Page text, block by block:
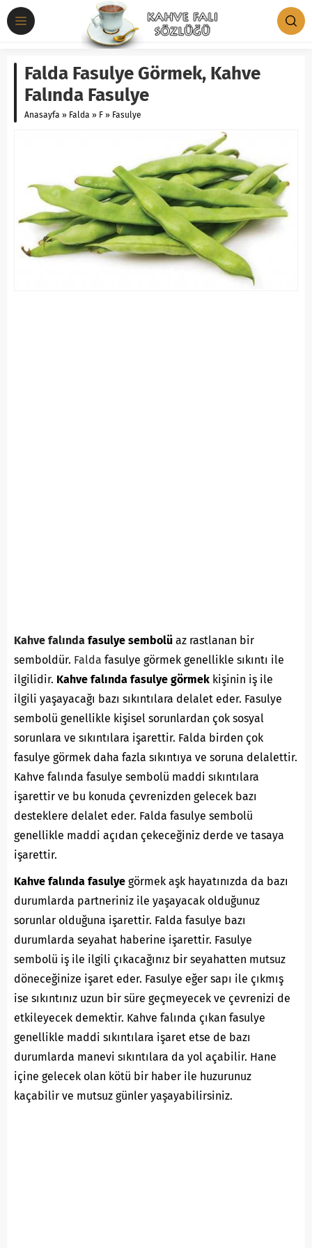
Falda Fasulye Görmek, Kahve
Falında Fasulye
Anasayfa » Falda » F » Fasulye
Kahve falında fasulye sembolü az rastlanan bir
semboldür. Falda fasulye görmek genellikle sıkıntı ile
ilgilidir. Kahve falında fasulye görmek kişinin iş ile
ilgili yaşayacağı bazı sıkıntılara delalet eder. Fasulye
sembolü genellikle kişisel sorunlardan çok sosyal
sorunlara ve sıkıntılara işarettir. Falda birden çok
fasulye görmek daha fazla sıkıntıya ve soruna delalettir.
Kahve falında fasulye sembolü maddi sıkıntılara
işarettir ve bu konuda çevrenizden gelecek bazı
desteklere delalet eder. Falda fasulye sembolü
genellikle maddi açıdan çekeceğiniz derde ve tasaya
işarettir.
Kahve falında fasulye görmek aşk hayatınızda da bazı
durumlarda partneriniz ile yaşayacak olduğunuz
sorunlar olduğuna işarettir. Falda fasulye bazı
durumlarda seyahat haberine işarettir. Fasulye
sembolü iş ile ilgili çıkacağınız bir seyahatten mutsuz
döneceğinize işaret eder. Fasulye eğer sapı ile çıkmış
ise sıkıntınız uzun bir süre geçmeyecek ve çevrenizi de
etkileyecek demektir. Kahve falında çıkan fasulye
genellikle maddi sıkıntılara işaret etse de bazı
durumlarda manevi sıkıntılara da yol açabilir. Hane
içine gelecek olan kötü bir haber ile huzurunuz
kaçabilir ve mutsuz günler yaşayabilirsiniz.